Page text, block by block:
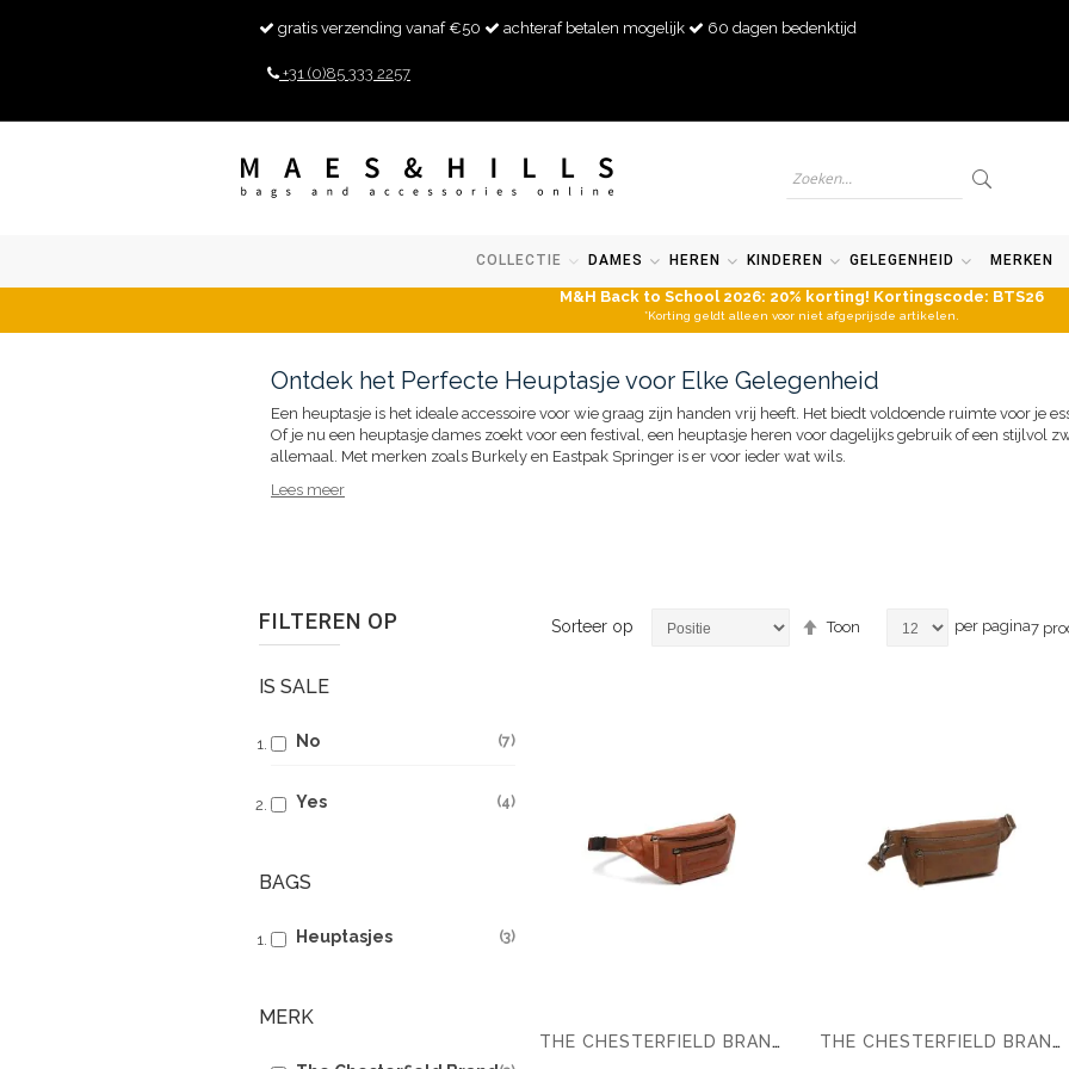
gratis verzending vanaf €50 achteraf betalen mogelijk 60 dagen bedenktijd
+31 (0)85 333 2257
COLLECTIE DAMES HEREN KINDEREN GELEGENHEID MERKEN
M&H Back to School 2026: 20% korting! Kortingscode: BTS26
*Korting geldt alleen voor niet afgeprijsde artikelen.
Ontdek het Perfecte Heuptasje voor Elke Gelegenheid
Een heuptasje is het ideale accessoire voor wie graag zijn handen vrij heeft. Het biedt voldoende ruimte voor je
Of je nu een heuptasje dames zoekt voor een festival, een heuptasje heren voor dagelijks gebruik of een stijlvol
allemaal. Met merken zoals Burkely en Eastpak Springer is er voor ieder wat wils.
Lees meer
Sorteer op
Van
Toon per pagina7
THE CHESTERFIELD BRAND HEUPTASJE BRANA THE CHESTERFIELD BRAND HEUPTASJE TORONTO
FILTEREN OP
IS SALE
No 7
Yes 4
BAGS
Heuptasjes 3
MERK